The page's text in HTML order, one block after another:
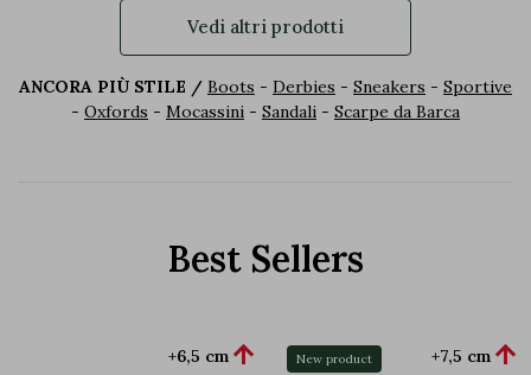
Vedi altri prodotti
ANCORA PIÙ STILE / Boots - Derbies - Sneakers - Sportive
- Oxfords - Mocassini - Sandali - Scarpe da Barca
Best Sellers
+6,5 cm New product +7,5 cm 